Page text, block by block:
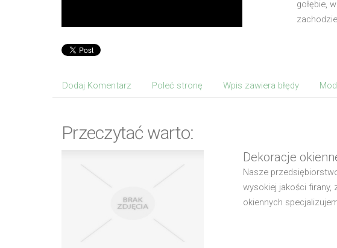
gołębie,
Dodaj Komentarz Poleć stronę Wpis zawiera błędy
Przeczytać warto:
Dekoracje
Nasze
wysokiej jakości firany,
okiennych